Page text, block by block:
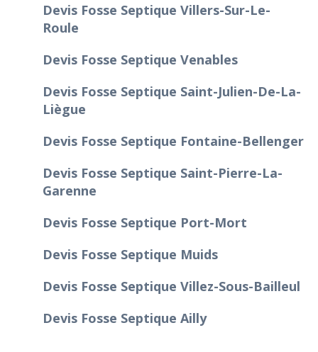
Devis Fosse Septique Villers-Sur-Le-
Roule
Devis Fosse Septique Venables
Devis Fosse Septique Saint-Julien-De-La-
Liègue
Devis Fosse Septique Fontaine-Bellenger
Devis Fosse Septique Saint-Pierre-La-
Garenne
Devis Fosse Septique Port-Mort
Devis Fosse Septique Muids
Devis Fosse Septique Villez-Sous-Bailleul
Devis Fosse Septique Ailly